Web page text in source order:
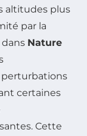
altitudes plus
par la
Nature
certaines
Cette